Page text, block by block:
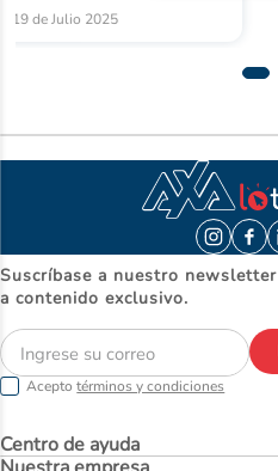
19 de Julio 2025
Suscríbase a nuestro newsletter
a contenido exclusivo.
Aceptotérminos y condiciones
Centro de ayuda